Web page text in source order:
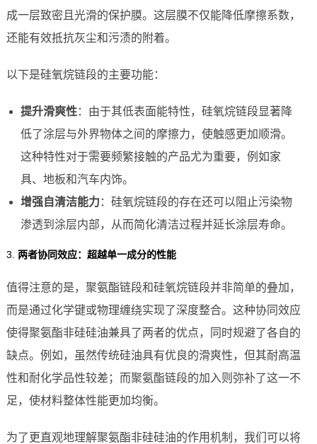
成一层致密且光滑的保护膜。这层膜不仅能降低摩擦系数，
还能有效抵抗灰尘和污渍的附着。
以下是硅氧烷链段的主要功能：
提升滑爽性：由于其低表面能特性，硅氧烷链段显著降
低了涂层与外界物体之间的摩擦力，使触感更加顺滑。
这种特性对于需要频繁接触的产品尤为重要，例如家
具、地板和汽车内饰。
增强自清洁能力：硅氧烷链段的存在还可以阻止污染物
渗透到涂层内部，从而简化清洁过程并延长涂层寿命。
3. 两者协同效应：超越单一成分的性能
值得注意的是，聚氨酯链段和硅氧烷链段并非简单的叠加，
而是通过化学键或物理缠绕实现了深度整合。这种协同效应
使得聚氨酯非硅硅油兼具了两者的优点，同时规避了各自的
缺点。例如，虽然传统硅油具有优良的滑爽性，但其耐高温
性和耐化学品性较差；而聚氨酯链段的加入则弥补了这一不
足，使材料整体性能更加均衡。
为了更直观地理解聚氨酯非硅硅油的作用机制，我们可以将